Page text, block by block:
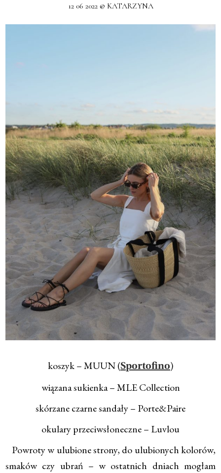
12 06 2022 @ KATARZYNA
koszyk – MUUN (Sportofino)
wiązana sukienka – MLE Collection
skórzane czarne sandały – Porte&Paire
okulary przeciwsłoneczne – Luvlou
Powroty w ulubione strony, do ulubionych kolorów,
smaków czy ubrań – w ostatnich dniach mogłam